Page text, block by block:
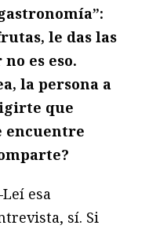
le das las
es eso.
la persona a
que
encuentre
esa
sí. Si